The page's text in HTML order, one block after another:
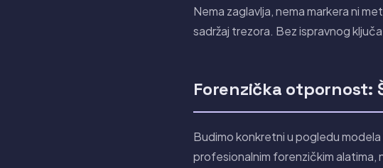
Nema zaglavlja, nema markera ni
sadržaj trezora. Bez ispravnog
Forenzička otpornost:
Budimo konkretni u pogledu
profesionalnim forenzičkim alatima,